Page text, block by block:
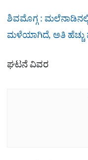
ಶಿವಮೊಗ್ಗ :
ಮಳೆಯಾಗಿದೆ, ಅತಿ ಹೆಚ್ಚು
ಘಟನೆ ವಿವರ